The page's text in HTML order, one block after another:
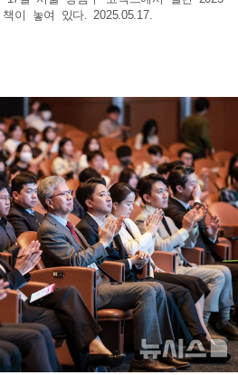
이 놓여 있다. 2025.05.17.